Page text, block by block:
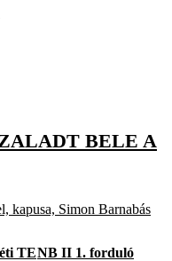
BELE A
kapusa, Simon Barnabás
TENB II 1. forduló